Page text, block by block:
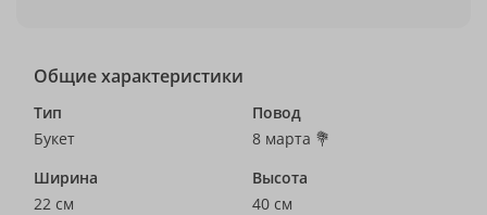
Общие характеристики
Тип
Букет
Повод
8 марта 💐
Ширина
22 см
Высота
40 см